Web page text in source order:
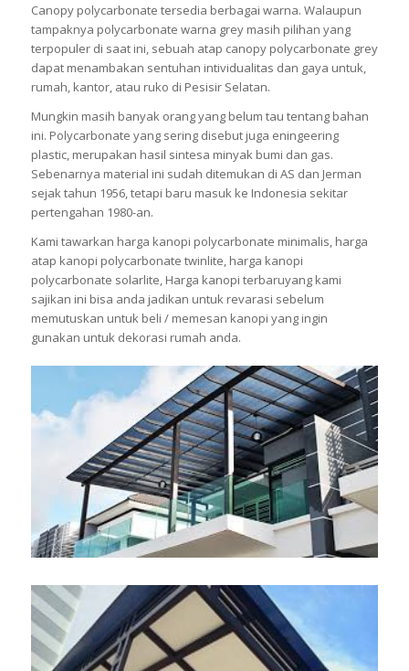
Canopy polycarbonate tersedia berbagai warna. Walaupun
tampaknya polycarbonate warna grey masih pilihan yang
terpopuler di saat ini, sebuah atap canopy polycarbonate grey
dapat menambakan sentuhan intividualitas dan gaya untuk,
rumah, kantor, atau ruko di Pesisir Selatan.
Mungkin masih banyak orang yang belum tau tentang bahan
ini. Polycarbonate yang sering disebut juga eningeering
plastic, merupakan hasil sintesa minyak bumi dan gas.
Sebenarnya material ini sudah ditemukan di AS dan Jerman
sejak tahun 1956, tetapi baru masuk ke Indonesia sekitar
pertengahan 1980-an.
Kami tawarkan harga kanopi polycarbonate minimalis, harga
atap kanopi polycarbonate twinlite, harga kanopi
polycarbonate solarlite, Harga kanopi terbaruyang kami
sajikan ini bisa anda jadikan untuk revarasi sebelum
memutuskan untuk beli / memesan kanopi yang ingin
gunakan untuk dekorasi rumah anda.